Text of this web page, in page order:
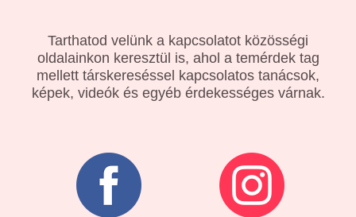
Tarthatod velünk a kapcsolatot közösségi
oldalainkon keresztül is, ahol a temérdek tag
mellett társkereséssel kapcsolatos tanácsok,
képek, videók és egyéb érdekességes várnak.